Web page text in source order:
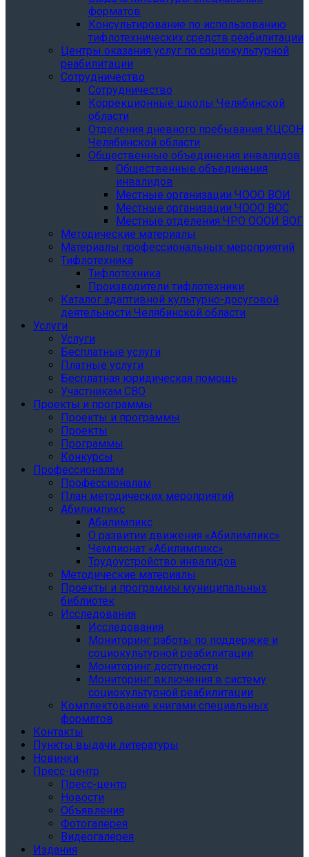
форматов
Консультирование по использованию
тифлотехнических средств реабилитации
Центры оказания услуг по социокультурной
реабилитации
Сотрудничество
Сотрудничество
Коррекционные школы Челябинской
области
Отделения дневного пребывания КЦСОН
Челябинской области
Общественные объединения инвалидов
Общественные объединения
инвалидов
Местные организации ЧООО ВОИ
Местные организации ЧООО ВОС
Местные отделения ЧРО ОООИ ВОГ
Методические материалы
Материалы профессиональных мероприятий
Тифлотехника
Тифлотехника
Производители тифлотехники
Каталог адаптивной культурно-досуговой
деятельности Челябинской области
Услуги
Услуги
Бесплатные услуги
Платные услуги
Бесплатная юридическая помощь
Участникам СВО
Проекты и программы
Проекты и программы
Проекты
Программы
Конкурсы
Профессионалам
Профессионалам
План методических мероприятий
Абилимпикс
Абилимпикс
О развитии движения «Абилимпикс»
Чемпионат «Абилимпикс»
Трудоустройство инвалидов
Методические материалы
Проекты и программы муниципальных
библиотек
Исследования
Исследования
Мониторинг работы по поддержке и
социокультурной реабилитации
Мониторинг доступности
Мониторинг включения в систему
социокультурной реабилитации
Комплектование книгами специальных
форматов
Контакты
Пункты выдачи литературы
Новинки
Пресс-центр
Пресс-центр
Новости
Объявления
Фотогалерея
Видеогалерея
Издания